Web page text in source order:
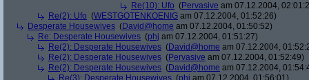
Re(10): Ufo (Pervasive am 07.12.2004,
Re(2): Ufo (WESTGOTENKOENIG am 07.12.2004, 01:52:26)
Desperate Housewives (David@home am 07.12.2004, 01:50:52)
Re: Desperate Housewives (phj am 07.12.2004, 01:51:27)
Re(2): Desperate Housewives (David@home am 07.12.2004,
Re(2): Desperate Housewives (Pervasive am 07.12.2004, 01:52:49)
Re(2): Desperate Housewives (David@home am 07.12.2004,
Re(3): Desperate Housewives (phj am 07.12.2004, 01:56:01)